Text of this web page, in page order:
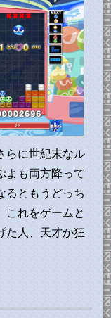
らに世紀末なル
よも両方降って
るともうどっち
これをゲームと
た人、天才か狂